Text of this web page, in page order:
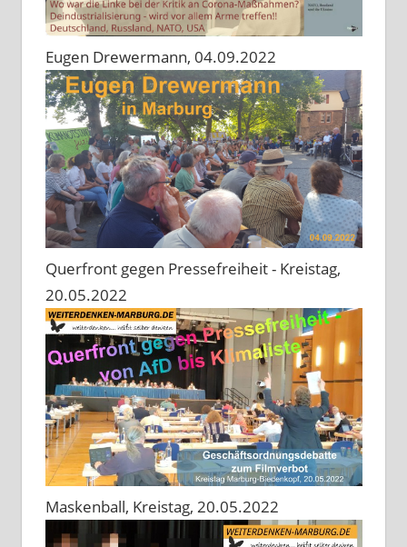
Eugen Drewermann, 04.09.2022
Querfront gegen Pressefreiheit - Kreistag,
20.05.2022
Maskenball, Kreistag, 20.05.2022